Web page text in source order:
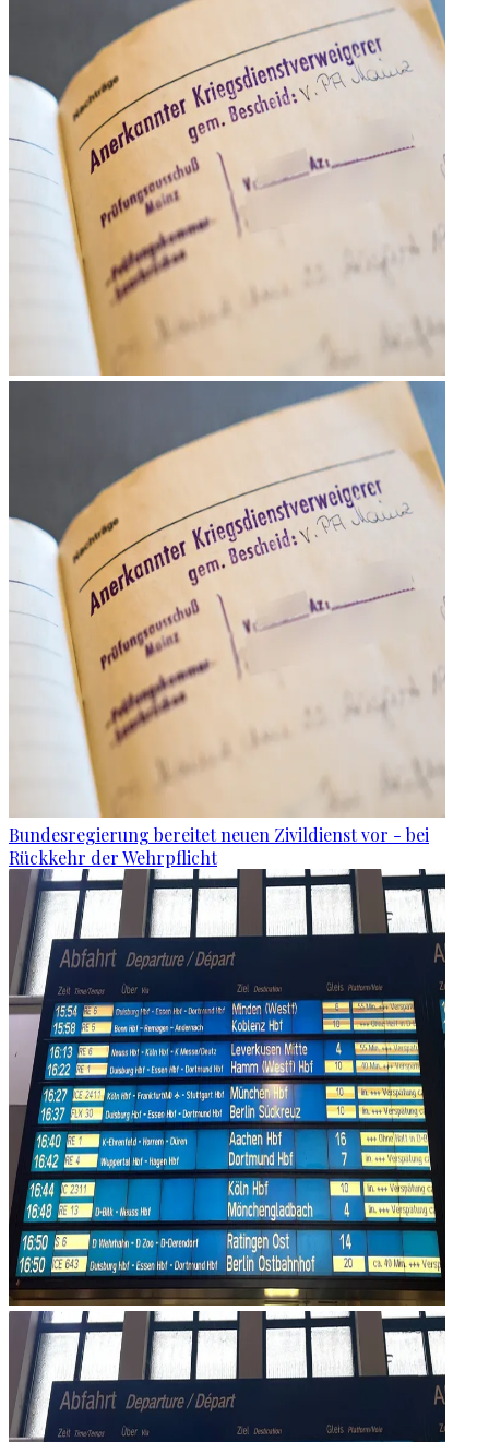
Bundesregierung bereitet neuen Zivildienst vor - bei
Rückkehr der Wehrpflicht